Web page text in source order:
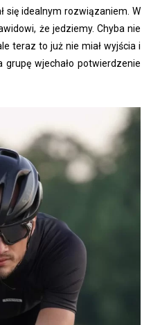
się idealnym rozwiązaniem. W
że jedziemy. Chyba nie
teraz to już nie miał wyjścia i
grupę wjechało potwierdzenie